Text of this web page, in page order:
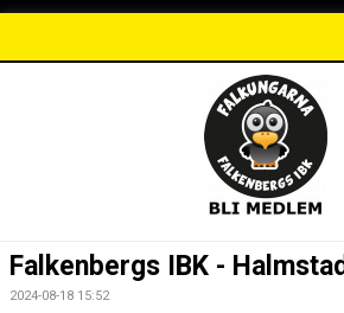
TRUPPEN
Falkenbergs IBK -
2024-08-18 15:52